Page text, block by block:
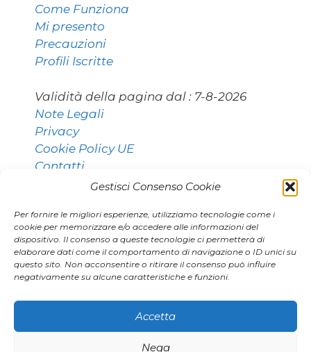
Gestisci Consenso Cookie
Per fornire le migliori esperienze, utilizziamo tecnologie come i
cookie per memorizzare e/o accedere alle informazioni del
dispositivo. Il consenso a queste tecnologie ci permetterà di
elaborare dati come il comportamento di navigazione o ID unici su
questo sito. Non acconsentire o ritirare il consenso può influire
negativamente su alcune caratteristiche e funzioni.
Accetta
Nega
Come Funziona
Mi presento
Precauzioni
Profili Iscritte
Validità della pagina dal : 7-8-2026
Note Legali
Privacy
Cookie Policy UE
Contatti
Contatti:
011 9531768 [Torino]
agenzia.marianna@gmail.com